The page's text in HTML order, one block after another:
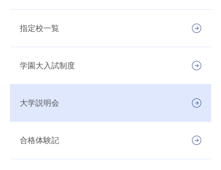
指定校一覧
学園大入試制度
大学説明会
合格体験記